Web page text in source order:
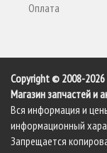
Оплата
Copyright © 2008-
Магазин запчастей и
Вся информация и
информационный
Запрещается